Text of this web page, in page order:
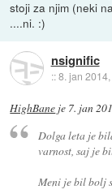
stoji za njim (neki
....ni. :)
nsignific
::8. jan
HighBane je 7. jan
Dolga leta je
varnost, saj je
Meni je bil bolj